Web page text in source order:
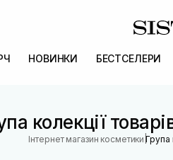
НОВИНКИ БЕСТСЕЛЕРИ
колекції
Інтернет магазин косметики |Група